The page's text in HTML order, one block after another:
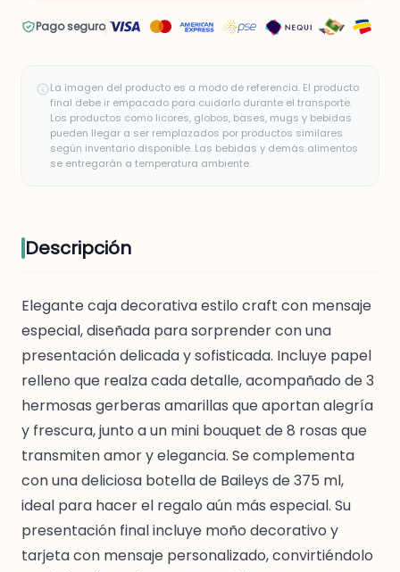
Pago seguro
La imagen del producto es a modo de referencia. El producto
final debe ir empacado para cuidarlo durante el transporte.
Los productos como licores, globos, bases, mugs y bebidas
pueden llegar a ser remplazados por productos similares
según inventario disponible. Las bebidas y demás alimentos
se entregarán a temperatura ambiente.
Descripción
Elegante caja decorativa estilo craft con mensaje
especial, diseñada para sorprender con una
presentación delicada y sofisticada. Incluye papel
relleno que realza cada detalle, acompañado de 3
hermosas gerberas amarillas que aportan alegría
y frescura, junto a un mini bouquet de 8 rosas que
transmiten amor y elegancia. Se complementa
con una deliciosa botella de Baileys de 375 ml,
ideal para hacer el regalo aún más especial. Su
presentación final incluye moño decorativo y
tarjeta con mensaje personalizado, convirtiéndolo